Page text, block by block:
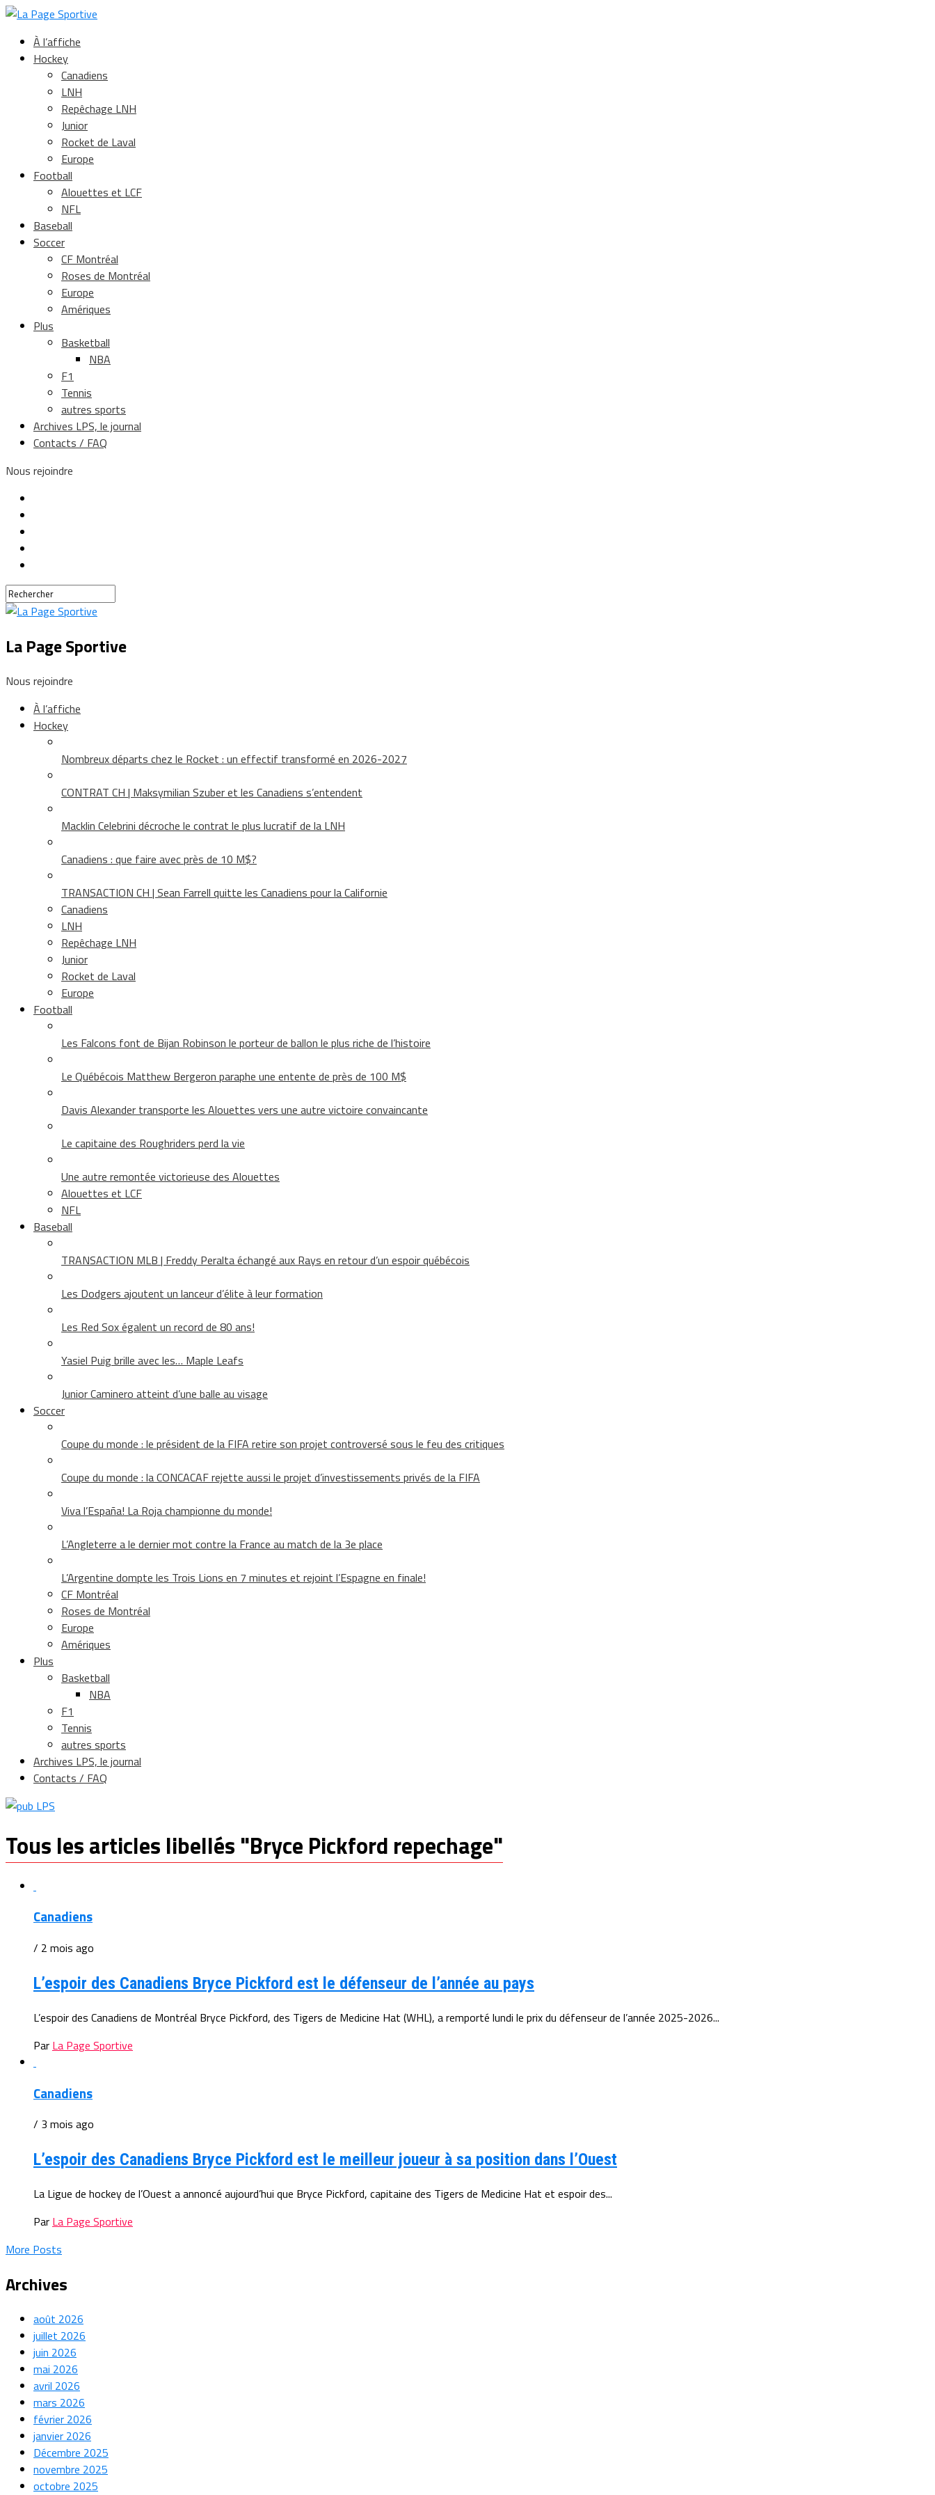
À l’affiche
Hockey
Canadiens
LNH
Repêchage LNH
Junior
Rocket de Laval
Europe
Football
Alouettes et LCF
NFL
Baseball
Soccer
CF Montréal
Roses de Montréal
Europe
Amériques
Plus
Basketball
NBA
F1
Tennis
autres sports
Archives LPS, le journal
Contacts / FAQ
Nous rejoindre
La Page Sportive
Nous rejoindre
À l’affiche
Hockey
Nombreux départs chez le Rocket : un effectif transformé en 2026-2027
CONTRAT CH | Maksymilian Szuber et les Canadiens s’entendent
Macklin Celebrini décroche le contrat le plus lucratif de la LNH
Canadiens : que faire avec près de 10 M$?
TRANSACTION CH | Sean Farrell quitte les Canadiens pour la Californie
Canadiens
LNH
Repêchage LNH
Junior
Rocket de Laval
Europe
Football
Les Falcons font de Bijan Robinson le porteur de ballon le plus riche de l’histoire
Le Québécois Matthew Bergeron paraphe une entente de près de 100 M$
Davis Alexander transporte les Alouettes vers une autre victoire convaincante
Le capitaine des Roughriders perd la vie
Une autre remontée victorieuse des Alouettes
Alouettes et LCF
NFL
Baseball
TRANSACTION MLB | Freddy Peralta échangé aux Rays en retour d’un espoir québécois
Les Dodgers ajoutent un lanceur d’élite à leur formation
Les Red Sox égalent un record de 80 ans!
Yasiel Puig brille avec les… Maple Leafs
Junior Caminero atteint d’une balle au visage
Soccer
Coupe du monde : le président de la FIFA retire son projet controversé sous le feu des critiques
Coupe du monde : la CONCACAF rejette aussi le projet d’investissements privés de la FIFA
Viva l’España! La Roja championne du monde!
L’Angleterre a le dernier mot contre la France au match de la 3e place
L’Argentine dompte les Trois Lions en 7 minutes et rejoint l’Espagne en finale!
CF Montréal
Roses de Montréal
Europe
Amériques
Plus
Basketball
NBA
F1
Tennis
autres sports
Archives LPS, le journal
Contacts / FAQ
Tous les articles libellés "Bryce Pickford repechage"
Canadiens
/ 2 mois ago
L’espoir des Canadiens Bryce Pickford est le défenseur de l’année au pays
L’espoir des Canadiens de Montréal Bryce Pickford, des Tigers de Medicine Hat (WHL), a remporté lundi le prix du défenseur de l’année 2025-2026...
Par La Page Sportive
Canadiens
/ 3 mois ago
L’espoir des Canadiens Bryce Pickford est le meilleur joueur à sa position dans l’Ouest
La Ligue de hockey de l’Ouest a annoncé aujourd’hui que Bryce Pickford, capitaine des Tigers de Medicine Hat et espoir des...
Par La Page Sportive
More Posts
Archives
août 2026
juillet 2026
juin 2026
mai 2026
avril 2026
mars 2026
février 2026
janvier 2026
Décembre 2025
novembre 2025
octobre 2025